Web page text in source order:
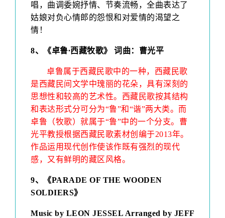
唱，曲调委婉抒情、节奏流畅，全曲表达了
姑娘对负心情郎的怨恨和对爱情的渴望之
情！
8、 《卓鲁∙西藏牧歌》 词曲：曹光平
卓鲁属于西藏民歌中的一种，西藏民歌
是西藏民间文学中瑰丽的花朵，具有深刻的
思想性和较高的艺术性。西藏民歌按其结构
和表达形式分可分为“鲁”和“谐”两大类。而
卓鲁（牧歌）就属于“鲁”中的一个分支。曹
光平教授根据西藏民歌素材创编于2013年。
作品运用现代创作使该作既有强烈的现代
感，又有鲜明的藏区风格。
9、
《PARADE OF THE WOODEN
SOLDIERS》
Music by LEON JESSEL Arranged by JEFF